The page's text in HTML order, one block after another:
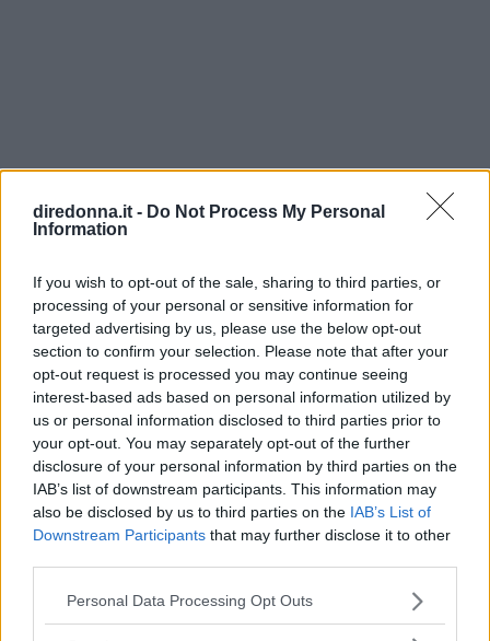
diredonna.it - Do Not Process My Personal
Information
If you wish to opt-out of the sale, sharing to third parties, or
processing of your personal or sensitive information for
targeted advertising by us, please use the below opt-out
section to confirm your selection. Please note that after your
opt-out request is processed you may continue seeing
interest-based ads based on personal information utilized by
us or personal information disclosed to third parties prior to
your opt-out. You may separately opt-out of the further
disclosure of your personal information by third parties on the
IAB’s list of downstream participants. This information may
also be disclosed by us to third parties on the IAB’s List of
Downstream Participants that may further disclose it to other
Please note that this website/app uses one or more Google
Personal Data Processing Opt Outs